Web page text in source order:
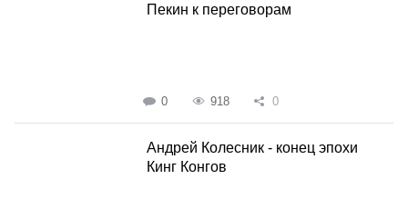
Пекин к переговорам
0 918 0
Андрей Колесник - конец эпохи
Кинг Конгов